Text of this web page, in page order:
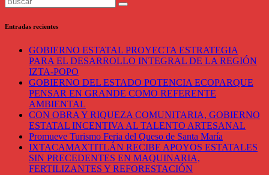
Entradas recientes
GOBIERNO ESTATAL PROYECTA ESTRATEGIA
PARA EL DESARROLLO INTEGRAL DE LA REGIÓN
IZTA-POPO
GOBIERNO DEL ESTADO POTENCIA ECOPARQUE
PENSAR EN GRANDE COMO REFERENTE
AMBIENTAL
CON OBRA Y RIQUEZA COMUNITARIA, GOBIERNO
ESTATAL INCENTIVA AL TALENTO ARTESANAL
Promueve Turismo Feria del Queso de Santa María
IXTACAMAXTITLÁN RECIBE APOYOS ESTATALES
SIN PRECEDENTES EN MAQUINARIA,
FERTILIZANTES Y REFORESTACIÓN